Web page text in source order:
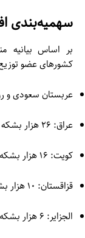
سهمیه‌بندی
بر اساس بیانیه
کشورهای عضو
عربستان سعودی و روسیه: هر
عراق: ۲۶ هزار بشکه در روز
کویت: ۱۶ هزار بشکه در روز
قزاقستان: ۱۰ هزار بشکه در روز
الجزایر: ۶ هزار بشکه در روز